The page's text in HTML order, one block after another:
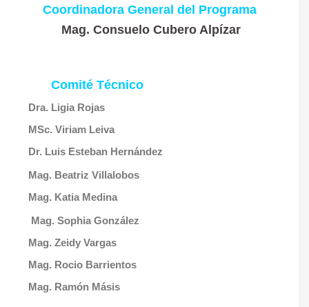
Coordinadora General del Programa
Mag. Consuelo Cubero Alpízar
Comité Técnico
Dra. Ligia Rojas
MSc. Viriam Leiva
Dr. Luis Esteban Hernández
Mag. Beatriz Villalobos
Mag. Katia Medina
Mag. Sophia González
Mag. Zeidy Vargas
Mag. Rocio Barrientos
Mag. Ramón Másis